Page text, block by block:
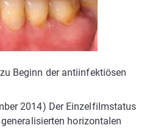
Beginn der antiinfektiösen
2014) Der Einzelfilmstatus
horizontalen